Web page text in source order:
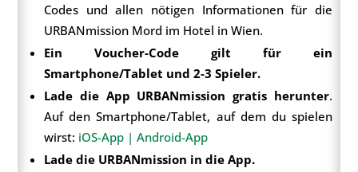
Codes und allen nötigen Informationen für die
URBANmission Mord im Hotel in Wien.
Ein Voucher-Code gilt für ein
Smartphone/Tablet und 2-3 Spieler.
Lade die App URBANmission gratis herunter.
Auf den Smartphone/Tablet, auf dem du spielen
wirst: iOS-App |Android-App
Lade die URBANmission in die App.